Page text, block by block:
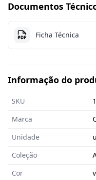
Documentos
Ficha Técnica
Informação do
SKU
Marca
Unidade
Coleção
Cor